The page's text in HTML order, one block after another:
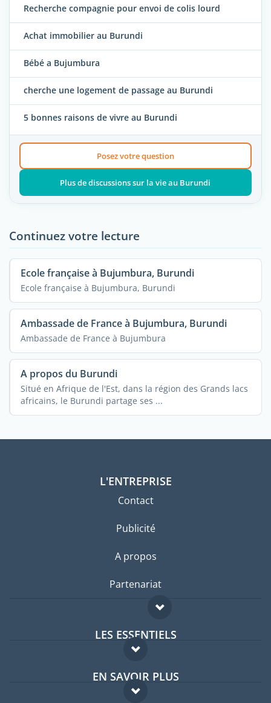
Recherche compagnie pour envoi de colis lourd
Achat immobilier au Burundi
Bébé a Bujumbura
cherche une logement de passage au Burundi
5 bonnes raisons de vivre au Burundi
Posez votre question
Plus de discussions sur la vie au Burundi
Continuez votre lecture
Ecole française à Bujumbura, Burundi
Ecole française à Bujumbura, Burundi
Ambassade de France à Bujumbura, Burundi
Ambassade de France à Bujumbura
A propos du Burundi
Situé en Afrique de l'Est, dans la région des Grands lacs
africains, le Burundi partage ses ...
L'ENTREPRISE
Contact
Publicité
A propos
Partenariat
LES ESSENTIELS
Forum expatriés
Guides pays
EN SAVOIR PLUS
FAQ